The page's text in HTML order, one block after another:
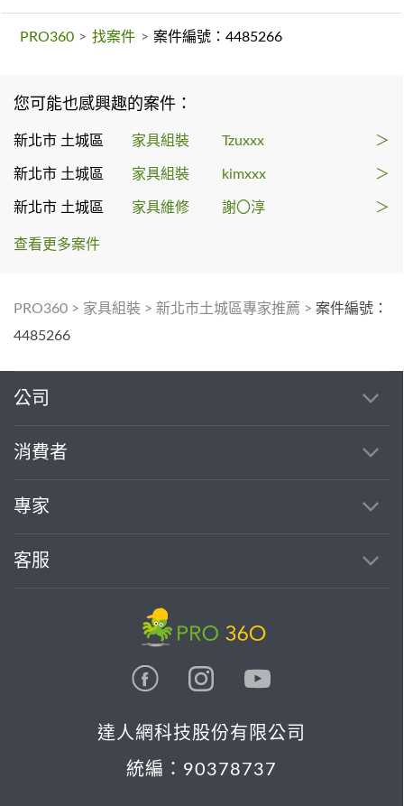
PRO360 > 找案件 > 案件編號：4485266
您可能也感興趣的案件：
新北市 土城區 家具組裝 Tzuxxx ＞
新北市 土城區 家具組裝 kimxxx ＞
新北市 土城區 家具維修 謝〇淳 ＞
查看更多案件
PRO360 > 家具組裝 > 新北市土城區專家推薦 > 案件編號：
4485266
公司
消費者
專家
客服
達人網科技股份有限公司
統編：90378737